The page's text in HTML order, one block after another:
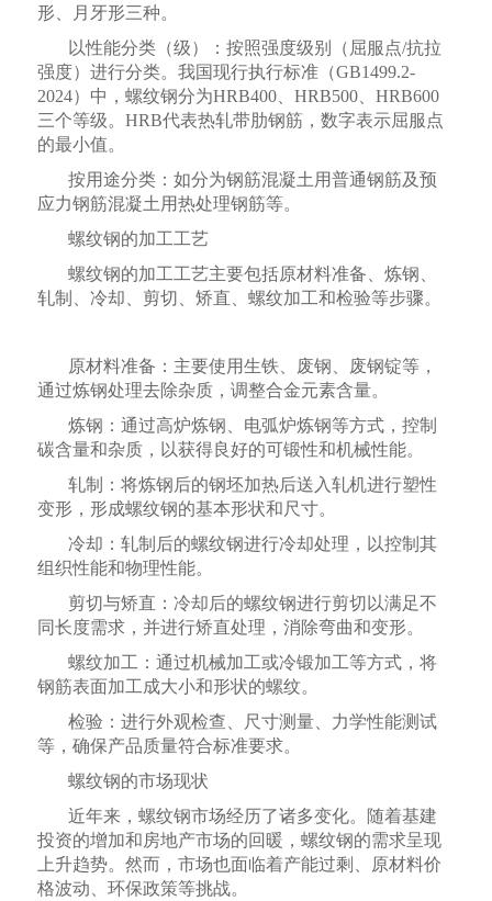
形、月牙形三种。
以性能分类（级）：按照强度级别（屈服点/抗拉
强度）进行分类。我国现行执行标准（GB1499.2-
2024）中，螺纹钢分为HRB400、HRB500、HRB600
三个等级。HRB代表热轧带肋钢筋，数字表示屈服点
的最小值。
按用途分类：如分为钢筋混凝土用普通钢筋及预
应力钢筋混凝土用热处理钢筋等。
螺纹钢的加工工艺
螺纹钢的加工工艺主要包括原材料准备、炼钢、
轧制、冷却、剪切、矫直、螺纹加工和检验等步骤。
原材料准备：主要使用生铁、废钢、废钢锭等，
通过炼钢处理去除杂质，调整合金元素含量。
炼钢：通过高炉炼钢、电弧炉炼钢等方式，控制
碳含量和杂质，以获得良好的可锻性和机械性能。
轧制：将炼钢后的钢坯加热后送入轧机进行塑性
变形，形成螺纹钢的基本形状和尺寸。
冷却：轧制后的螺纹钢进行冷却处理，以控制其
组织性能和物理性能。
剪切与矫直：冷却后的螺纹钢进行剪切以满足不
同长度需求，并进行矫直处理，消除弯曲和变形。
螺纹加工：通过机械加工或冷锻加工等方式，将
钢筋表面加工成大小和形状的螺纹。
检验：进行外观检查、尺寸测量、力学性能测试
等，确保产品质量符合标准要求。
螺纹钢的市场现状
近年来，螺纹钢市场经历了诸多变化。随着基建
投资的增加和房地产市场的回暖，螺纹钢的需求呈现
上升趋势。然而，市场也面临着产能过剩、原材料价
格波动、环保政策等挑战。